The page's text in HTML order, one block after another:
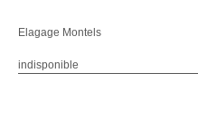
Elagage Montels
indisponible